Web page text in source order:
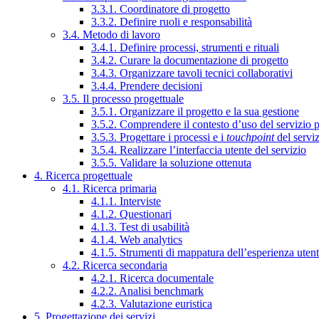
3.3.1. Coordinatore di progetto
3.3.2. Definire ruoli e responsabilità
3.4. Metodo di lavoro
3.4.1. Definire processi, strumenti e rituali
3.4.2. Curare la documentazione di progetto
3.4.3. Organizzare tavoli tecnici collaborativi
3.4.4. Prendere decisioni
3.5. Il processo progettuale
3.5.1. Organizzare il progetto e la sua gestione
3.5.2. Comprendere il contesto d’uso del servizio
3.5.3. Progettare i processi e i touchpointdel
3.5.4. Realizzare l’interfaccia utente del servizio
3.5.5. Validare la soluzione ottenuta
4. Ricerca progettuale
4.1. Ricerca primaria
4.1.1. Interviste
4.1.2. Questionari
4.1.3. Test di usabilità
4.1.4. Web analytics
4.1.5. Strumenti di mappatura dell’esperienza
4.2. Ricerca secondaria
4.2.1. Ricerca documentale
4.2.2. Analisi benchmark
4.2.3. Valutazione euristica
5. Progettazione dei servizi